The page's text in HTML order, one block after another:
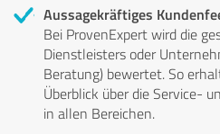
Aussagekräftiges
Bei ProvenExpert wird die
Dienstleisters oder
Beratung) bewertet. So
Überblick über die Service-
in allen Bereichen.